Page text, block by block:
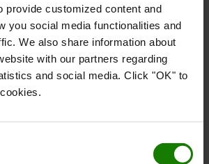
provide customized content and
you social media functionalities and
We also share information about
with our partners regarding
and social media. Click "OK" to